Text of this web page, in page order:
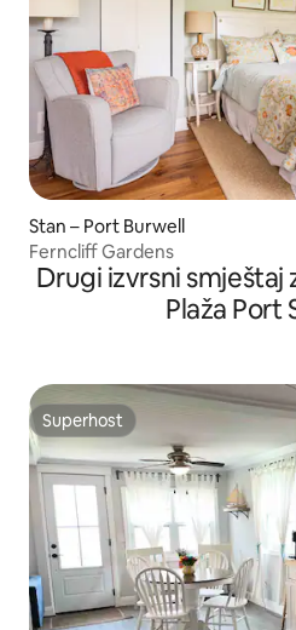
Stan – Port Burwell
Ferncliff Gardens
Drugi izvrsni smještaj
Plaža Port
Superhost
Superhost